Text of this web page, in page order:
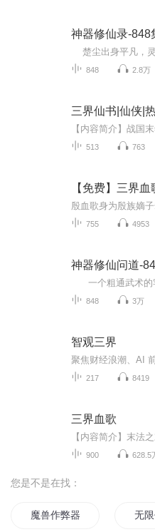
神器修仙录-848
848 2.8万
三界仙书|仙侠|
513 763
【免费】三界
755 4953
神器修仙问道-
848 3万
智观三界
217 8419
三界血歌
900 628.5
您是不是在找：
魔兽作弊器 无